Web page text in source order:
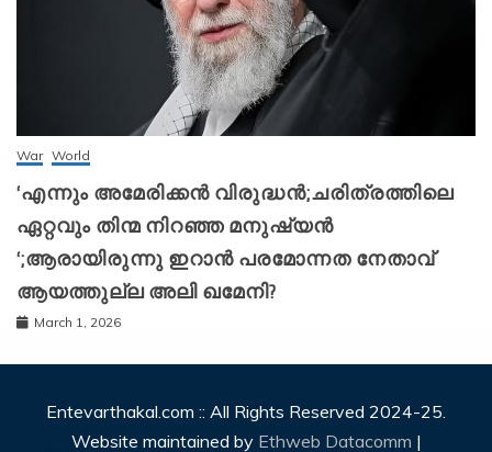
War World
‘എന്നും അമേരിക്കന്‍ വിരുദ്ധന്‍;ചരിത്രത്തിലെ
ഏറ്റവും തിന്മ നിറഞ്ഞ മനുഷ്യന്‍
‘;ആരായിരുന്നു ഇറാന്‍ പരമോന്നത നേതാവ്
ആയത്തുല്ല അലി ഖമേനി?
March 1, 2026
Entevarthakal.com :: All Rights Reserved 2024-25.
Website maintained by Ethweb Datacomm |